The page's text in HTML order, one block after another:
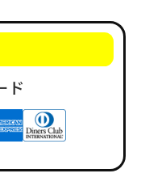
ド